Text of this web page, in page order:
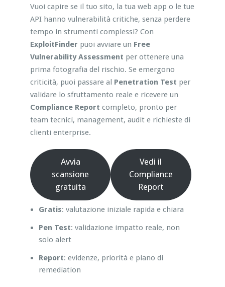
Vuoi capire se il tuo sito, la tua web app o le tue
API hanno vulnerabilità critiche, senza perdere
tempo in strumenti complessi? Con
ExploitFinder puoi avviare un Free
Vulnerability Assessment per ottenere una
prima fotografia del rischio. Se emergono
criticità, puoi passare al Penetration Test per
validare lo sfruttamento reale e ricevere un
Compliance Report completo, pronto per
team tecnici, management, audit e richieste di
clienti enterprise.
Avvia
scansione
gratuita
Vedi il
Compliance
Report
Gratis: valutazione iniziale rapida e chiara
Pen Test: validazione impatto reale, non
solo alert
Report: evidenze, priorità e piano di
remediation